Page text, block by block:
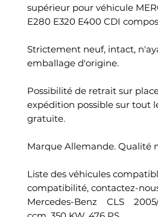
supérieur pour véhicule
E280 E320 E400 CDI
Strictement neuf, intact,
emballage d'origine.
Possibilité de retrait sur
expédition possible sur tout
gratuite.
Marque Allemande. Qualité
Liste des véhicules
compatibilité, contactez-
Mercedes-Benz CLS